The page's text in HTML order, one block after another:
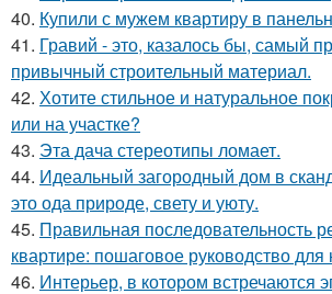
40. Купили с мужем квартиру в
41. Гравий - это, казалось бы, самый
привычный строительный материал.
42. Хотите стильное и натуральное
или на участке?
43. Эта дача стереотипы ломает.
44. Идеальный загородный дом в
это ода природе, свету и уюту.
45. Правильная последовательность
квартире: пошаговое руководство
46. Интерьер, в котором встречаются